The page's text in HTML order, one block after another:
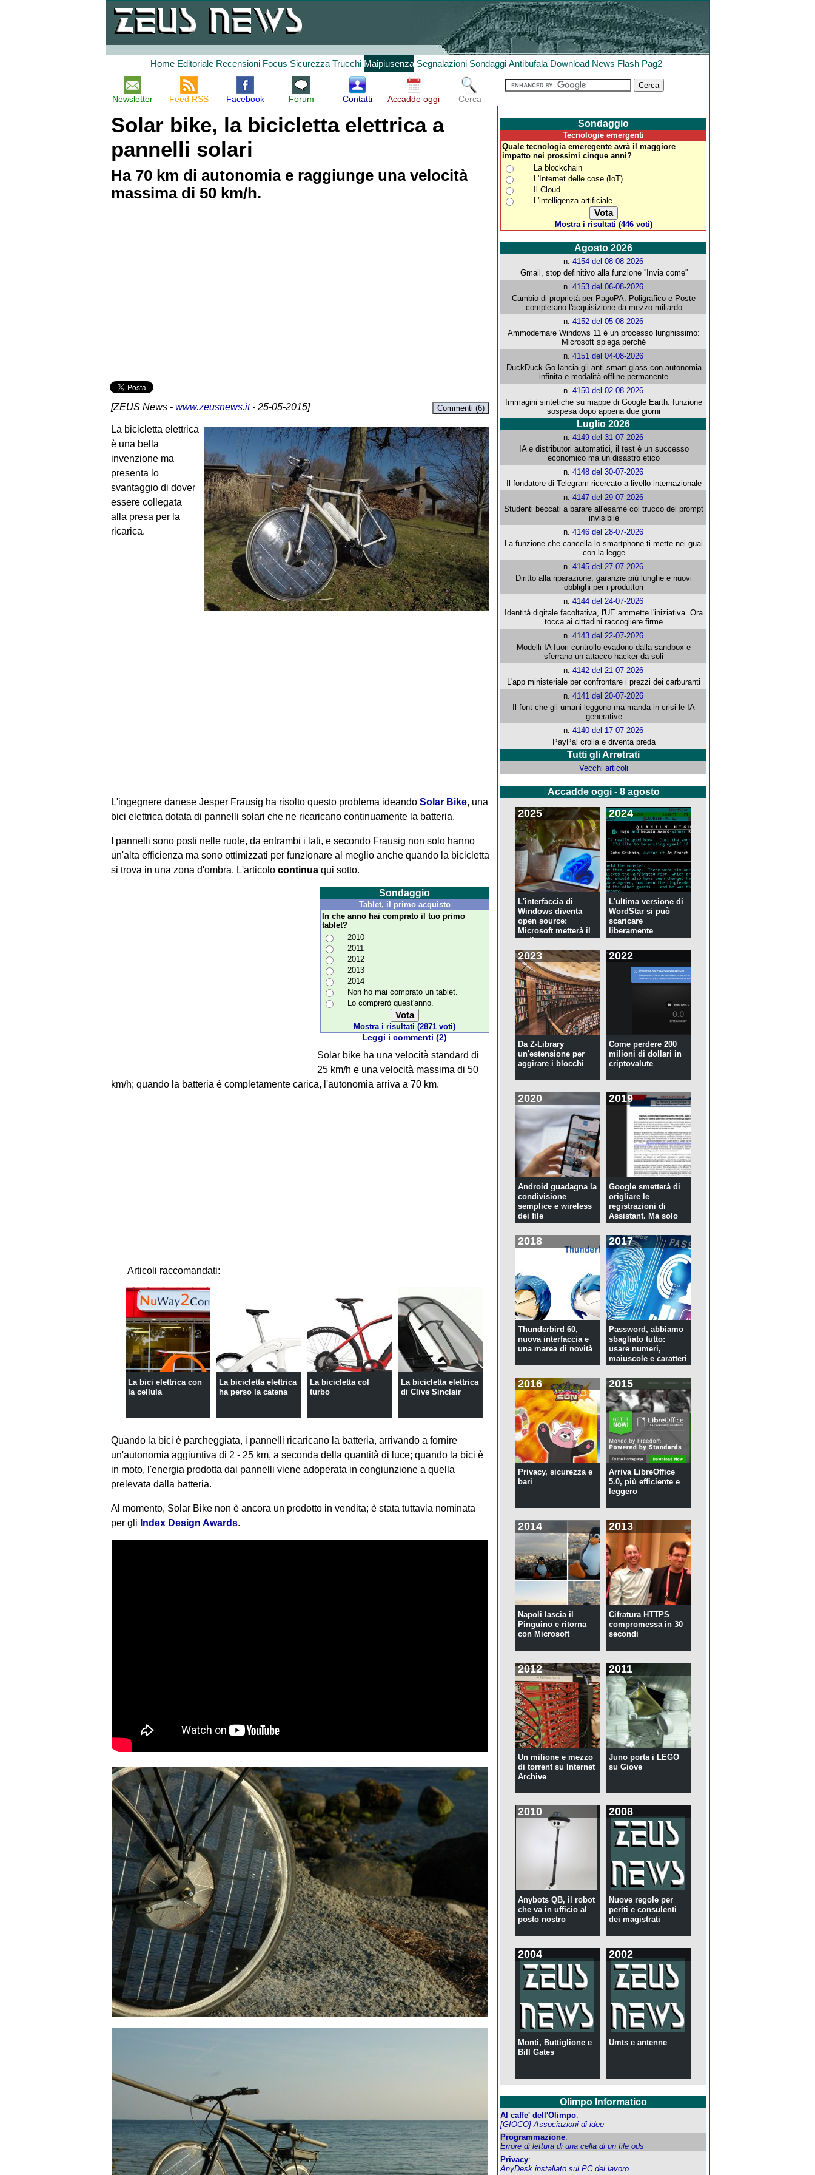
Home Editoriale Recensioni Focus Sicurezza Trucchi Maipiusenza Segnalazioni Sondaggi Antibufala Download News Flash Pag2
Newsletter Feed RSS Facebook Forum Contatti Accadde oggi Cerca
Solar bike, la bicicletta elettrica a
pannelli solari
Ha 70 km di autonomia e raggiunge una velocità
massima di 50 km/h.
[ZEUS News- www.zeusnews.it- 25-05-2015] Commenti (6)
La bicicletta elettrica
è una bella
invenzione ma
presenta lo
svantaggio di dover
essere collegata
alla presa per la
ricarica.
L'ingegnere danese Jesper Frausig ha risolto questo problema ideando Solar Bike, una
bici elettrica dotata di pannelli solari che ne ricaricano continuamente la batteria.
I pannelli sono posti nelle ruote, da entrambi i lati, e secondo Frausig non solo hanno
un'alta efficienza ma sono ottimizzati per funzionare al meglio anche quando la bicicletta
si trova in una zona d'ombra. L'articolo continuaqui sotto.
Sondaggio
Tablet, il primo acquisto
In che anno hai comprato il tuo primo
tablet?
2010
2011
2012
2013
2014
Non ho mai comprato un tablet.
Lo comprerò quest'anno.
Mostra i risultati (2871 voti)
Leggi i commenti (2)
Solar bike ha una velocità standard di
25 km/h e una velocità massima di 50
km/h; quando la batteria è completamente carica, l'autonomia arriva a 70 km.
Articoli raccomandati:
La bici elettrica con
la cellula
La bicicletta elettrica
ha perso la catena
La bicicletta col
turbo
La bicicletta elettrica
di Clive Sinclair
Quando la bici è parcheggiata, i pannelli ricaricano la batteria, arrivando a fornire
un'autonomia aggiuntiva di 2 - 25 km, a seconda della quantità di luce; quando la bici è
in moto, l'energia prodotta dai pannelli viene adoperata in congiunzione a quella
prelevata dalla batteria.
Al momento, Solar Bike non è ancora un prodotto in vendita; è stata tuttavia nominata
per gli Index Design Awards.
Sondaggio
Tecnologie emergenti
Quale tecnologia emeregente avrà il maggiore
impatto nei prossimi cinque anni?
La blockchain
L'Internet delle cose (IoT)
Il Cloud
L'intelligenza artificiale
Mostra i risultati (446 voti)
Agosto 2026
n.4154 del 08-08-2026
Gmail, stop definitivo alla funzione ''Invia come''
n.4153 del 06-08-2026
Cambio di proprietà per PagoPA: Poligrafico e Poste
completano l'acquisizione da mezzo miliardo
n.4152 del 05-08-2026
Ammodernare Windows 11 è un processo lunghissimo:
Microsoft spiega perché
n.4151 del 04-08-2026
DuckDuck Go lancia gli anti-smart glass con autonomia
infinita e modalità offline permanente
n.4150 del 02-08-2026
Immagini sintetiche su mappe di Google Earth: funzione
sospesa dopo appena due giorni
Luglio 2026
n.4149 del 31-07-2026
IA e distributori automatici, il test è un successo
economico ma un disastro etico
n.4148 del 30-07-2026
Il fondatore di Telegram ricercato a livello internazionale
n.4147 del 29-07-2026
Studenti beccati a barare all'esame col trucco del prompt
invisibile
n.4146 del 28-07-2026
La funzione che cancella lo smartphone ti mette nei guai
con la legge
n.4145 del 27-07-2026
Diritto alla riparazione, garanzie più lunghe e nuovi
obblighi per i produttori
n.4144 del 24-07-2026
Identità digitale facoltativa, l'UE ammette l'iniziativa. Ora
tocca ai cittadini raccogliere firme
n.4143 del 22-07-2026
Modelli IA fuori controllo evadono dalla sandbox e
sferrano un attacco hacker da soli
n.4142 del 21-07-2026
L'app ministeriale per confrontare i prezzi dei carburanti
n.4141 del 20-07-2026
Il font che gli umani leggono ma manda in crisi le IA
generative
n.4140 del 17-07-2026
PayPal crolla e diventa preda
Tutti gli Arretrati
Vecchi articoli
Accadde oggi - 8 agosto
2025
L'interfaccia di
Windows diventa
open source:
Microsoft metterà il
codi...
2024
L'ultima versione di
WordStar si può
scaricare
liberamente
2023
Da Z-Library
un'estensione per
aggirare i blocchi
2022
Come perdere 200
milioni di dollari in
criptovalute
2020
Android guadagna la
condivisione
semplice e wireless
dei file
2019
Google smetterà di
origliare le
registrazioni di
Assistant. Ma solo
per tre...
2018
Thunderbird 60,
nuova interfaccia e
una marea di novità
2017
Password, abbiamo
sbagliato tutto:
usare numeri,
maiuscole e caratteri
speciali ...
2016
Privacy, sicurezza e
bari
2015
Arriva LibreOffice
5.0, più efficiente e
leggero
2014
Napoli lascia il
Pinguino e ritorna
con Microsoft
2013
Cifratura HTTPS
compromessa in 30
secondi
2012
Un milione e mezzo
di torrent su Internet
Archive
2011
Juno porta i LEGO
su Giove
2010
Anybots QB, il robot
che va in ufficio al
posto nostro
2008
Nuove regole per
periti e consulenti
dei magistrati
2004
Monti, Buttiglione e
Bill Gates
2002
Umts e antenne
Olimpo Informatico
Al caffe' dell'Olimpo:
[GIOCO] Associazioni di idee
Programmazione:
Errore di lettura di una cella di un file ods
Privacy:
AnyDesk installato sul PC del lavoro